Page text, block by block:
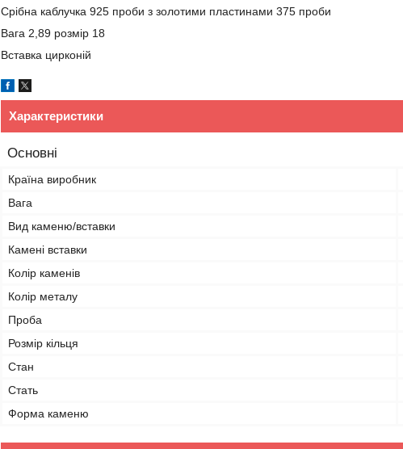
Срібна каблучка 925 проби з золотими пластинами 375 проби
Вага 2,89 розмір 18
Вставка цирконій
Характеристики
Основні
Країна виробник
Вага
Вид каменю/вставки
Камені вставки
Колір каменів
Колір металу
Проба
Розмір кільця
Стан
Стать
Форма каменю